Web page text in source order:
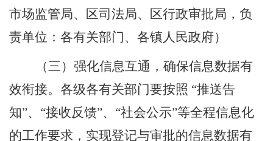
市场监管局、区司法局、区行政审批局，负
责单位：各有关部门、各镇人民政府）
（三）强化信息互通，确保信息数据有
效衔接。 各级各有关部门要按照 “推送告
知”、 “接收反馈”、 “社会公示”等全程信息化
的工作要求，实现登记与审批的信息数据有